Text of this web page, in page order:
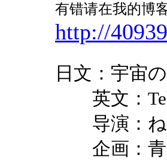
有错请在我的博
http://
日文：宇宙
英文：
导演：ね
企画：青